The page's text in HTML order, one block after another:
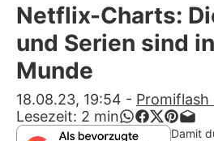
Alle Themen auf
App
Team
Netflix-Charts:
und Serien sind
Munde
18.08.23, 19:54 - Promiflash
Lesezeit: 2 min
Damit